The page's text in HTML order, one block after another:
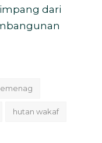
dari
hutan wakaf